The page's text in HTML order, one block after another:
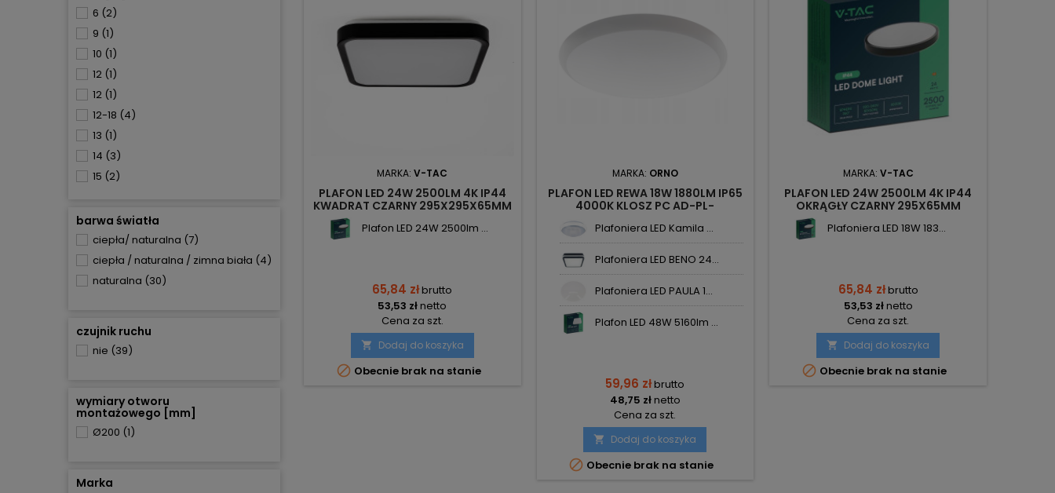
6 (2)
9 (1)
10 (1)
12 (1)
12 (1)
12-18 (4)
13 (1)
14 (3)
15 (2)
18(8)
22(1)
24(9)
24-30(3)
36(2)
(1)
barwa światła
ciepła/ naturalna (7)
ciepła / naturalna / zimna biała (4)
naturalna (30)
czujnik ruchu
nie (39)
wymiary otworu
montażowego [mm]
Ø200 (1)
Marka
MARKA:V-TAC
PLAFON LED 24W 2500LM 4K IP44
KWADRAT CZARNY 295X295X65MM
Plafon LED 24W 2500lm ...
65,84 złbrutto
53,53 złnetto
Cena za szt.
 Dodaj do koszyka
 Obecnie brak na stanie
MARKA: ORNO
PLAFON LED REWA 18W 1880LM IP65
4000K KLOSZ PC AD-PL-
Plafoniera LED Kamila ...
Plafoniera LED BENO 24...
Plafoniera LED PAULA 1...
Plafon LED 48W 5160lm ...
59,96 złbrutto
48,75 złnetto
Cena za szt.
 Dodaj do koszyka
 Obecnie brak na stanie
MARKA: V-TAC
PLAFON LED 24W 2500LM 4K IP44
OKRĄGŁY CZARNY 295X65MM
Plafoniera LED 18W 183...
65,84 złbrutto
53,53 złnetto
Cena za szt.
 Dodaj do koszyka
 Obecnie brak na stanie